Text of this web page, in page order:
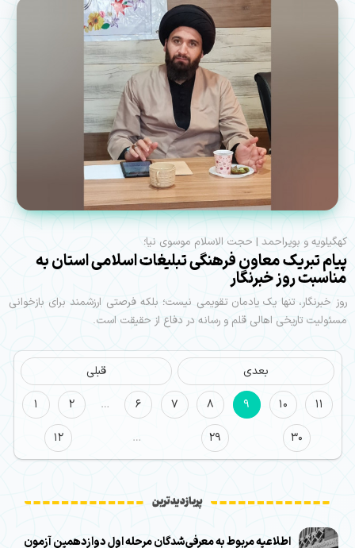
کهگیلویه و بویراحمد | حجت الاسلام موسوی نیا؛
پیام تبریک معاون فرهنگی تبلیغات اسلامی استان به
مناسبت روز خبرنگار
روز خبرنگار، تنها یک یادمان تقویمی نیست؛ بلکه فرصتی ارزشمند برای بازخوانی
مسئولیت تاریخی اهالی قلم و رسانه در دفاع از حقیقت است.
قبلی
بعدی
1
2 … 6 7 8 9 10
11
12
… 29 30
پربازدیدترین
اطلاعیه مربوط به معرفی‌شدگان مرحله اول دوازدهمین آزمون